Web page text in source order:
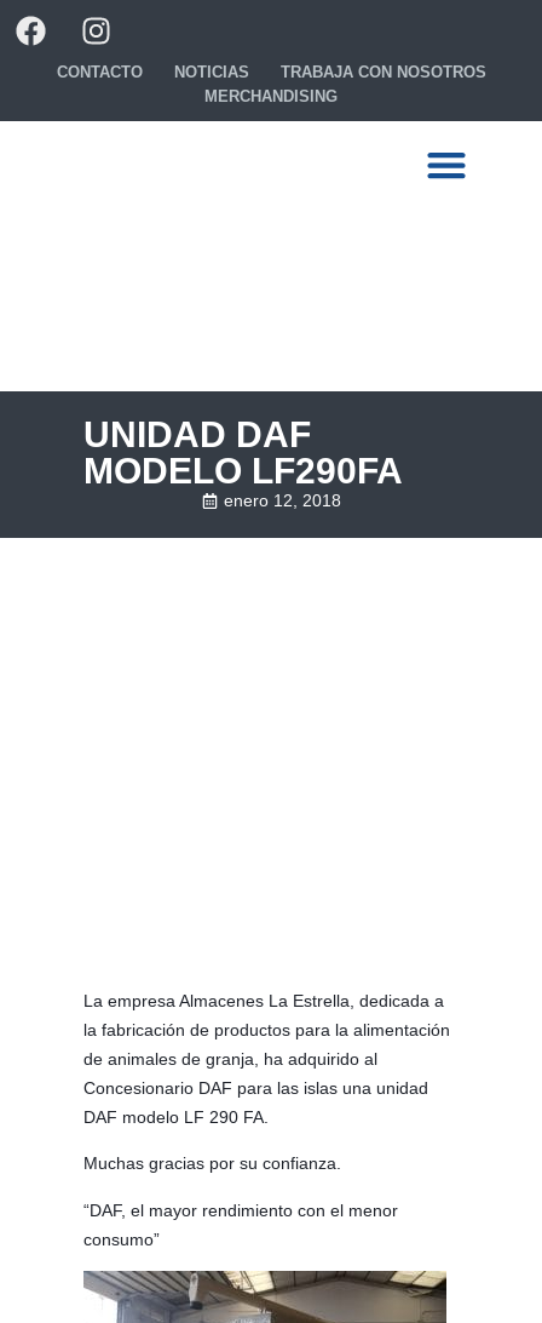
CONTACTO NOTICIAS
TRABAJA CON NOSOTROS
MERCHANDISING
UNIDAD DAF
MODELO LF290FA
enero 12, 2018
La empresa Almacenes La Estrella, dedicada a
la fabricación de productos para la alimentación
de animales de granja, ha adquirido al
Concesionario DAF para las islas una unidad
DAF modelo LF 290 FA.
Muchas gracias por su confianza.
“DAF, el mayor rendimiento con el menor
consumo”